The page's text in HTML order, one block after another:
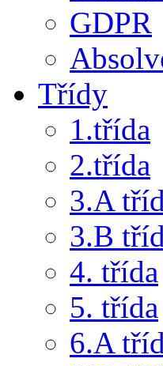
GDPR
Třídy
1.třída
2.třída
3.A
3.B
4. třída
5. třída
6.A